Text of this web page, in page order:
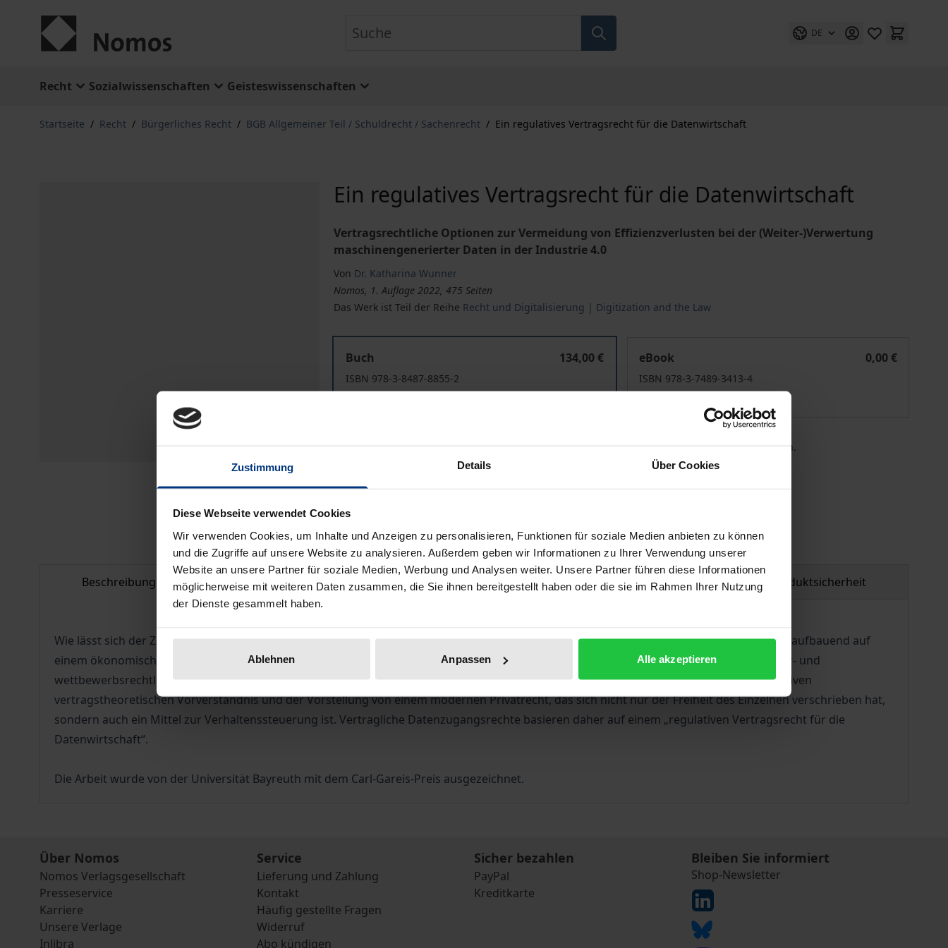
Zustimmung Details Über Cookies
Diese Webseite verwendet Cookies
Wir verwenden Cookies, um Inhalte und Anzeigen zu personalisieren, Funktionen für soziale Medien anbieten zu können
und die Zugriffe auf unsere Website zu analysieren. Außerdem geben wir Informationen zu Ihrer Verwendung unserer
Website an unsere Partner für soziale Medien, Werbung und Analysen weiter. Unsere Partner führen diese Informationen
möglicherweise mit weiteren Daten zusammen, die Sie ihnen bereitgestellt haben oder die sie im Rahmen Ihrer Nutzung
der Dienste gesammelt haben.
Ablehnen Anpassen Alle akzeptieren
DE
Recht Sozialwissenschaften Geisteswissenschaften
Startseite / Recht / Bürgerliches Recht / BGB Allgemeiner Teil / Schuldrecht / Sachenrecht / Ein regulatives Vertragsrecht für die Datenwirtschaft
Ein regulatives Vertragsrecht für die Datenwirtschaft
Vertragsrechtliche Optionen zur Vermeidung von Effizienzverlusten bei der (Weiter-)Verwertung
maschinengenerierter Daten in der Industrie 4.0
Von Dr. Katharina Wunner
Nomos, 1. Auflage 2022, 475 Seiten
Das Werk ist Teil der Reihe Recht und Digitalisierung | Digitization and the Law
Buch
134,00 €
ISBN 978-3-8487-8855-2
eBook
0,00 €
ISBN 978-3-7489-3413-4
Preisangaben inkl. MwSt. Abhängig von der Lieferadresse kann die MwSt. an der Kasse variieren.
In den Warenkorb
Hinweise zu Versandkosten
Beschreibung Bibliografische Angaben Rezensionen Zusatzmaterial Produktsicherheit
Wie lässt sich der Zugang zu maschinengenerierten, nicht-personenbezogenen Industriedaten verbessern? Dieser Frage geht die Autorin aufbauend auf
einem ökonomisch begründeten Regulierungsbedürfnis in der Digitalwirtschaft nach. Mit Blick auf die Defizite bisheriger immaterialgüter- und
wettbewerbsrechtlichen Ansätze stellt sie ein vertragsrechtliches Datenzugangsregime vor. Dieses operiert aufbauend auf einem alternativen
vertragstheoretischen Vorverständnis und der Vorstellung von einem modernen Privatrecht, das sich nicht nur der Freiheit des Einzelnen verschrieben hat,
sondern auch ein Mittel zur Verhaltenssteuerung ist. Vertragliche Datenzugangsrechte basieren daher auf einem „regulativen Vertragsrecht für die
Datenwirtschaft“.
Die Arbeit wurde von der Universität Bayreuth mit dem Carl-Gareis-Preis ausgezeichnet.
Über Nomos
Nomos Verlagsgesellschaft
Presseservice
Karriere
Unsere Verlage
Inlibra
Service
Lieferung und Zahlung
Kontakt
Häufig gestellte Fragen
Widerruf
Abo kündigen
Sicher bezahlen
PayPal
Kreditkarte
Bleiben Sie informiert
Shop-Newsletter